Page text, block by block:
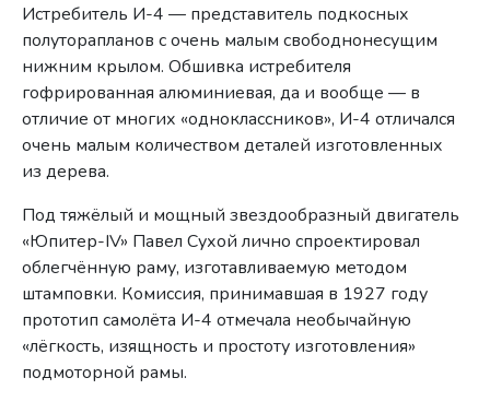
Истребитель И-4 — представитель подкосных
полуторапланов с очень малым свободнонесущим
нижним крылом. Обшивка истребителя
гофрированная алюминиевая, да и вообще — в
отличие от многих «одноклассников», И-4 отличался
очень малым количеством деталей изготовленных
из дерева.
Под тяжёлый и мощный звездообразный двигатель
«Юпитер-IV» Павел Сухой лично спроектировал
облегчённую раму, изготавливаемую методом
штамповки. Комиссия, принимавшая в 1927 году
прототип самолёта И-4 отмечала необычайную
«лёгкость, изящность и простоту изготовления»
подмоторной рамы.